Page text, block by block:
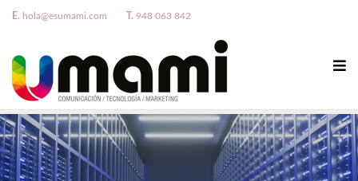
E. hola@esumami.com T. 948 063 842